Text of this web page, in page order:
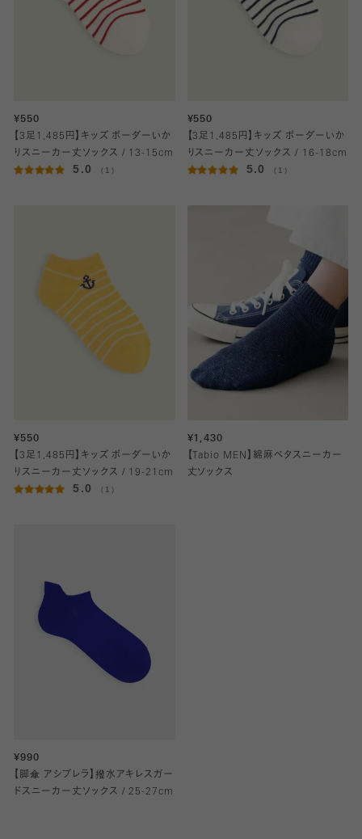
¥550
【3足1,485円】キッズ ボーダーいか
りスニーカー丈ソックス / 13-15cm
5.0 （1）
¥550
【3足1,485円】キッズ ボーダーいか
りスニーカー丈ソックス / 16-18cm
5.0 （1）
¥550
【3足1,485円】キッズ ボーダーいか
りスニーカー丈ソックス / 19-21cm
5.0 （1）
¥1,430
【Tabio MEN】綿麻ベタスニーカー
丈ソックス
¥990
【脚傘 アシブレラ】撥水アキレスガー
ドスニーカー丈ソックス / 25-27cm